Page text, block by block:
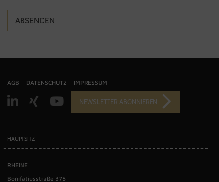
AGB DATENSCHUTZ IMPRESSUM
NEWSLETTER ABONNIEREN
HAUPTSITZ
RHEINE
Bonifatiusstraße 375